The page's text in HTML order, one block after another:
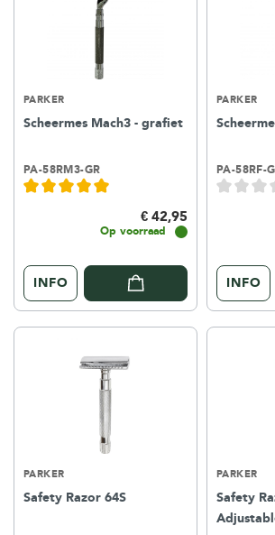
PARKER
Scheermes Mach3 - grafiet
PA-58RM3-GR
€ 42,95
Op voorraad
INFO
PARKER
PA-58RF-
INFO
PARKER
Safety Razor 64S
PARKER
Safety